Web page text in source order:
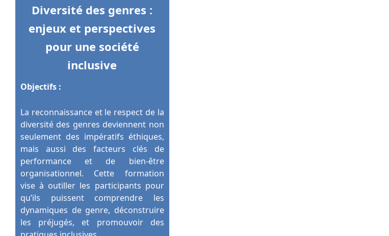
Diversité des genres :
enjeux et perspectives
pour une société
inclusive
Objectifs :
La reconnaissance et le respect de la
diversité des genres deviennent non
seulement des impératifs éthiques,
mais aussi des facteurs clés de
performance et de bien-être
organisationnel. Cette formation
vise à outiller les participants pour
qu’ils puissent comprendre les
dynamiques de genre, déconstruire
les préjugés, et promouvoir des